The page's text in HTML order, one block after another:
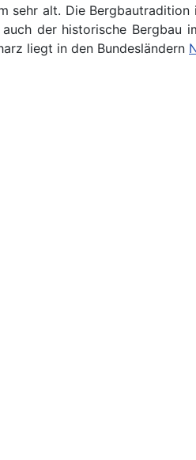
alt. Die
der historische Bergbau
liegt in den Bundesländern